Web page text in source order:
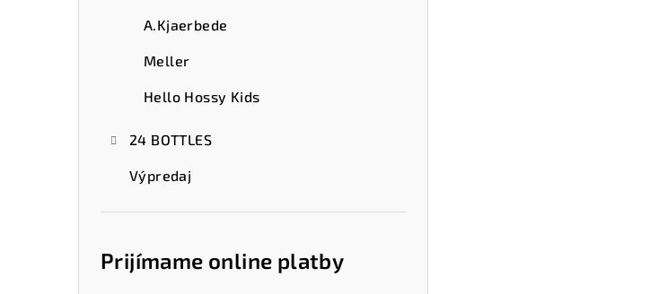
A.Kjaerbede
Meller
Hello Hossy Kids
24 BOTTLES
Výpredaj
Prijímame online platby